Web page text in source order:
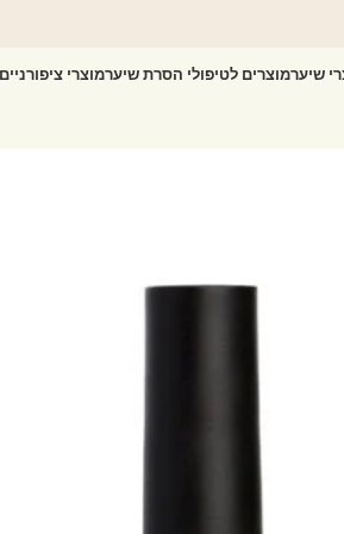
שיערמוצרים לטיפולי הסרת שיערמוצרי